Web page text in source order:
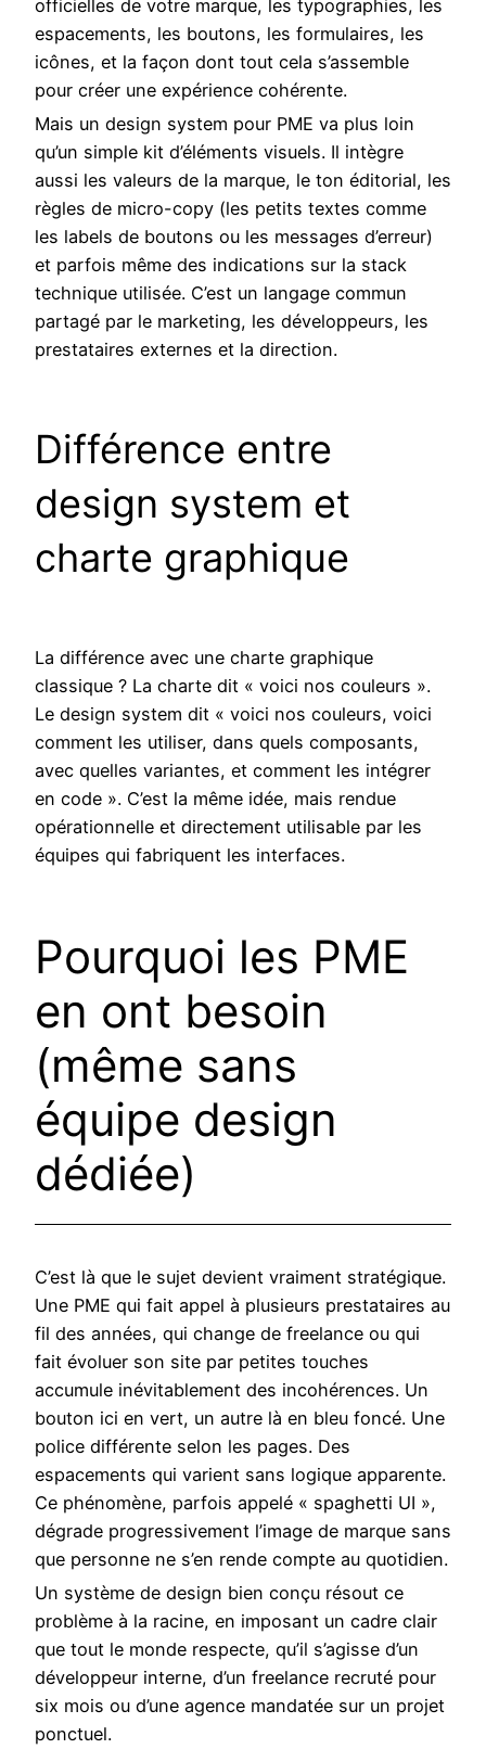
officielles de votre marque, les typographies, les
espacements, les boutons, les formulaires, les
icônes, et la façon dont tout cela s’assemble
pour créer une expérience cohérente.
Mais un design system pour PME va plus loin
qu’un simple kit d’éléments visuels. Il intègre
aussi les valeurs de la marque, le ton éditorial, les
règles de micro-copy (les petits textes comme
les labels de boutons ou les messages d’erreur)
et parfois même des indications sur la stack
technique utilisée. C’est un langage commun
partagé par le marketing, les développeurs, les
prestataires externes et la direction.
Différence entre
design system et
charte graphique
La différence avec une charte graphique
classique ? La charte dit « voici nos couleurs ».
Le design system dit « voici nos couleurs, voici
comment les utiliser, dans quels composants,
avec quelles variantes, et comment les intégrer
en code ». C’est la même idée, mais rendue
opérationnelle et directement utilisable par les
équipes qui fabriquent les interfaces.
Pourquoi les PME
en ont besoin
(même sans
équipe design
dédiée)
C’est là que le sujet devient vraiment stratégique.
Une PME qui fait appel à plusieurs prestataires au
fil des années, qui change de freelance ou qui
fait évoluer son site par petites touches
accumule inévitablement des incohérences. Un
bouton ici en vert, un autre là en bleu foncé. Une
police différente selon les pages. Des
espacements qui varient sans logique apparente.
Ce phénomène, parfois appelé « spaghetti UI »,
dégrade progressivement l’image de marque sans
que personne ne s’en rende compte au quotidien.
Un système de design bien conçu résout ce
problème à la racine, en imposant un cadre clair
que tout le monde respecte, qu’il s’agisse d’un
développeur interne, d’un freelance recruté pour
six mois ou d’une agence mandatée sur un projet
ponctuel.